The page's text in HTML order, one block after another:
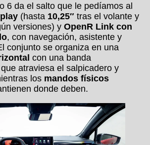
6 da el salto que le pedíamos al
(hasta 10,25″ tras el volante y
versiones) y OpenR Link con
, con navegación, asistente y
conjunto se organiza en una
con una banda
atraviesa el salpicadero y
los mandos físicos
donde deben.